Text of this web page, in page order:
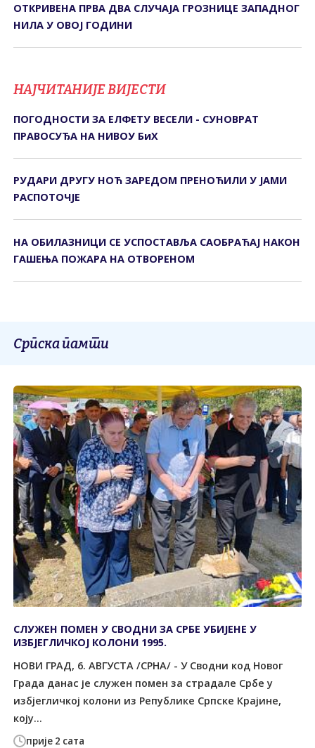
ОТКРИВЕНА ПРВА ДВА СЛУЧАЈА ГРОЗНИЦЕ ЗАПАДНОГ
НИЛА У ОВОЈ ГОДИНИ
НАЈЧИТАНИЈЕ ВИЈЕСТИ
ПОГОДНОСТИ ЗА ЕЛФЕТУ ВЕСЕЛИ - СУНОВРАТ
ПРАВОСУЂА НА НИВОУ БиХ
РУДАРИ ДРУГУ НОЋ ЗАРЕДОМ ПРЕНОЋИЛИ У ЈАМИ
РАСПОТОЧЈЕ
НА ОБИЛАЗНИЦИ СЕ УСПОСТАВЉА САОБРАЋАЈ НАКОН
ГАШЕЊА ПОЖАРА НА ОТВОРЕНОМ
Српска памти
прије 2 сата
СЛУЖЕН ПОМЕН У СВОДНИ ЗА СРБЕ УБИЈЕНЕ У
ИЗБЈЕГЛИЧКОЈ КОЛОНИ 1995.
НОВИ ГРАД, 6. АВГУСТА /СРНА/ - У Сводни код Новог
Града данас је служен помен за страдале Србе у
избјегличкој колони из Републике Српске Крајине,
коју...